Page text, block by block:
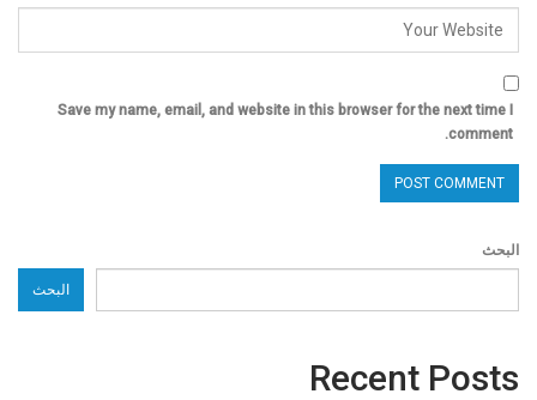
Save my name, email, and website in this browser for the next time I
comment.
البحث
البحث
Recent Posts